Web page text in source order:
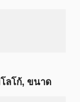
ลโก้, ขนาด